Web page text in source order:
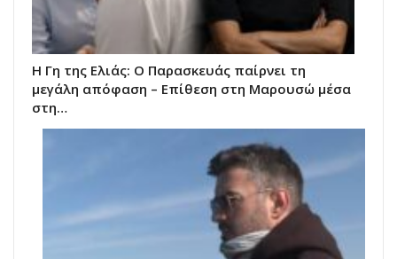
Η Γη της Ελιάς: Ο Παρασκευάς παίρνει τη
μεγάλη απόφαση – Επίθεση στη Μαρουσώ μέσα
στη…